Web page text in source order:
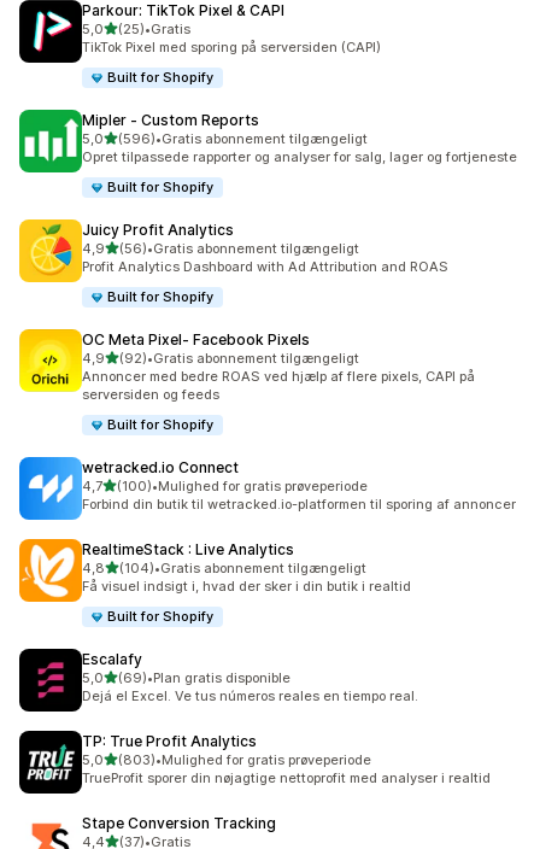
Parkour: TikTok Pixel & CAPI
5,0ud af 5 stjerner
(25)
25 anmeldelser i alt
•Gratis
TikTok Pixel med sporing på serversiden (CAPI)
Built for Shopify
Mipler ‑ Custom Reports
5,0ud af 5 stjerner
(596)
596 anmeldelser i alt
•Gratis abonnement tilgængeligt
Opret tilpassede rapporter og analyser for salg, lager og fortjeneste
Built for Shopify
Juicy Profit Analytics
4,9ud af 5 stjerner
(56)
56 anmeldelser i alt
•Gratis abonnement tilgængeligt
Profit Analytics Dashboard with Ad Attribution and ROAS
Built for Shopify
OC Meta Pixel‑ Facebook Pixels
4,9ud af 5 stjerner
(92)
92 anmeldelser i alt
•Gratis abonnement tilgængeligt
Annoncer med bedre ROAS ved hjælp af flere pixels, CAPI på
serversiden og feeds
Built for Shopify
wetracked.io Connect
4,7ud af 5 stjerner
(100)
100 anmeldelser i alt
•Mulighed for gratis prøveperiode
Forbind din butik til wetracked.io-platformen til sporing af annoncer
RealtimeStack : Live Analytics
4,8ud af 5 stjerner
(104)
104 anmeldelser i alt
•Gratis abonnement tilgængeligt
Få visuel indsigt i, hvad der sker i din butik i realtid
Built for Shopify
Escalafy
5,0ud af 5 stjerner
(69)
69 anmeldelser i alt
•Plan gratis disponible
Dejá el Excel. Ve tus números reales en tiempo real.
TP: True Profit Analytics
5,0ud af 5 stjerner
(803)
803 anmeldelser i alt
•Mulighed for gratis prøveperiode
TrueProfit sporer din nøjagtige nettoprofit med analyser i realtid
Stape Conversion Tracking
4,4ud af 5 stjerner
(37)•Gratis